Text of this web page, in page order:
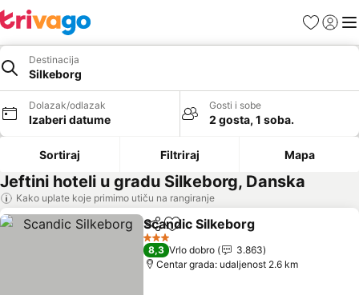
FavoritiPrijavi
Destinacija
Silkeborg
Dolazak/odlazak
Izaberi datume
Gosti i sobe
2 gosta, 1 soba.
Sortiraj Filtriraj Mapa
Jeftini hoteli u gradu Silkeborg, Danska
Kako uplate koje primimo utiču na rangiranje
Deli Dodati u favorite
Scandic Silkeborg
3 Zvezdice
8,3 Vrlo dobro
3.863
Centar grada: udaljenost 2.6 km